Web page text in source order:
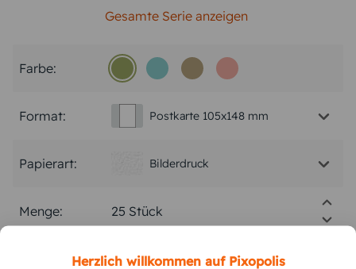
Gesamte Serie anzeigen
Farbe:
Format: Postkarte 105x148 mm
Papierart: Bilderdruck
Menge:
Stückpreis: 0,88 €
Herzlich willkommen auf Pixopolis